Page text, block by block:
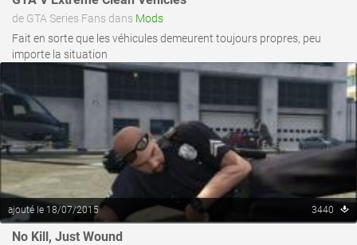
de GTA Series Fans dans Mods
Fait en sorte que les véhicules demeurent toujours propres, peu
importe la situation
ajouté le 18/07/2015 3440
No Kill, Just Wound